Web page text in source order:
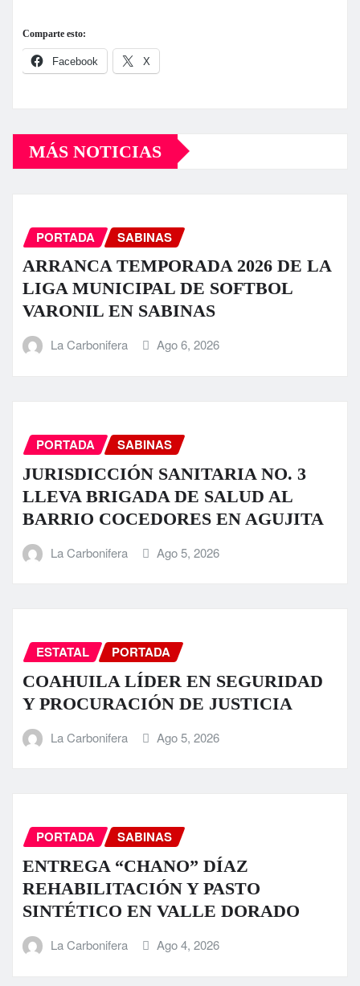
Comparte esto:
Facebook X
MÁS NOTICIAS
PORTADA SABINAS
ARRANCA TEMPORADA 2026 DE LA
LIGA MUNICIPAL DE SOFTBOL
VARONIL EN SABINAS
La Carbonifera Ago 6, 2026
PORTADA SABINAS
JURISDICCIÓN SANITARIA NO. 3
LLEVA BRIGADA DE SALUD AL
BARRIO COCEDORES EN AGUJITA
La Carbonifera Ago 5, 2026
ESTATAL PORTADA
COAHUILA LÍDER EN SEGURIDAD
Y PROCURACIÓN DE JUSTICIA
La Carbonifera Ago 5, 2026
PORTADA SABINAS
ENTREGA “CHANO” DÍAZ
REHABILITACIÓN Y PASTO
SINTÉTICO EN VALLE DORADO
La Carbonifera Ago 4, 2026